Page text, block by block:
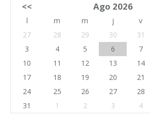
<< Ago 2026
l m m j v
27
28 29 30 31
3
4 5 6 7
10
11 12 13 14
17
18 19 20 21
24
25 26 27 28
31
1 2 3 4